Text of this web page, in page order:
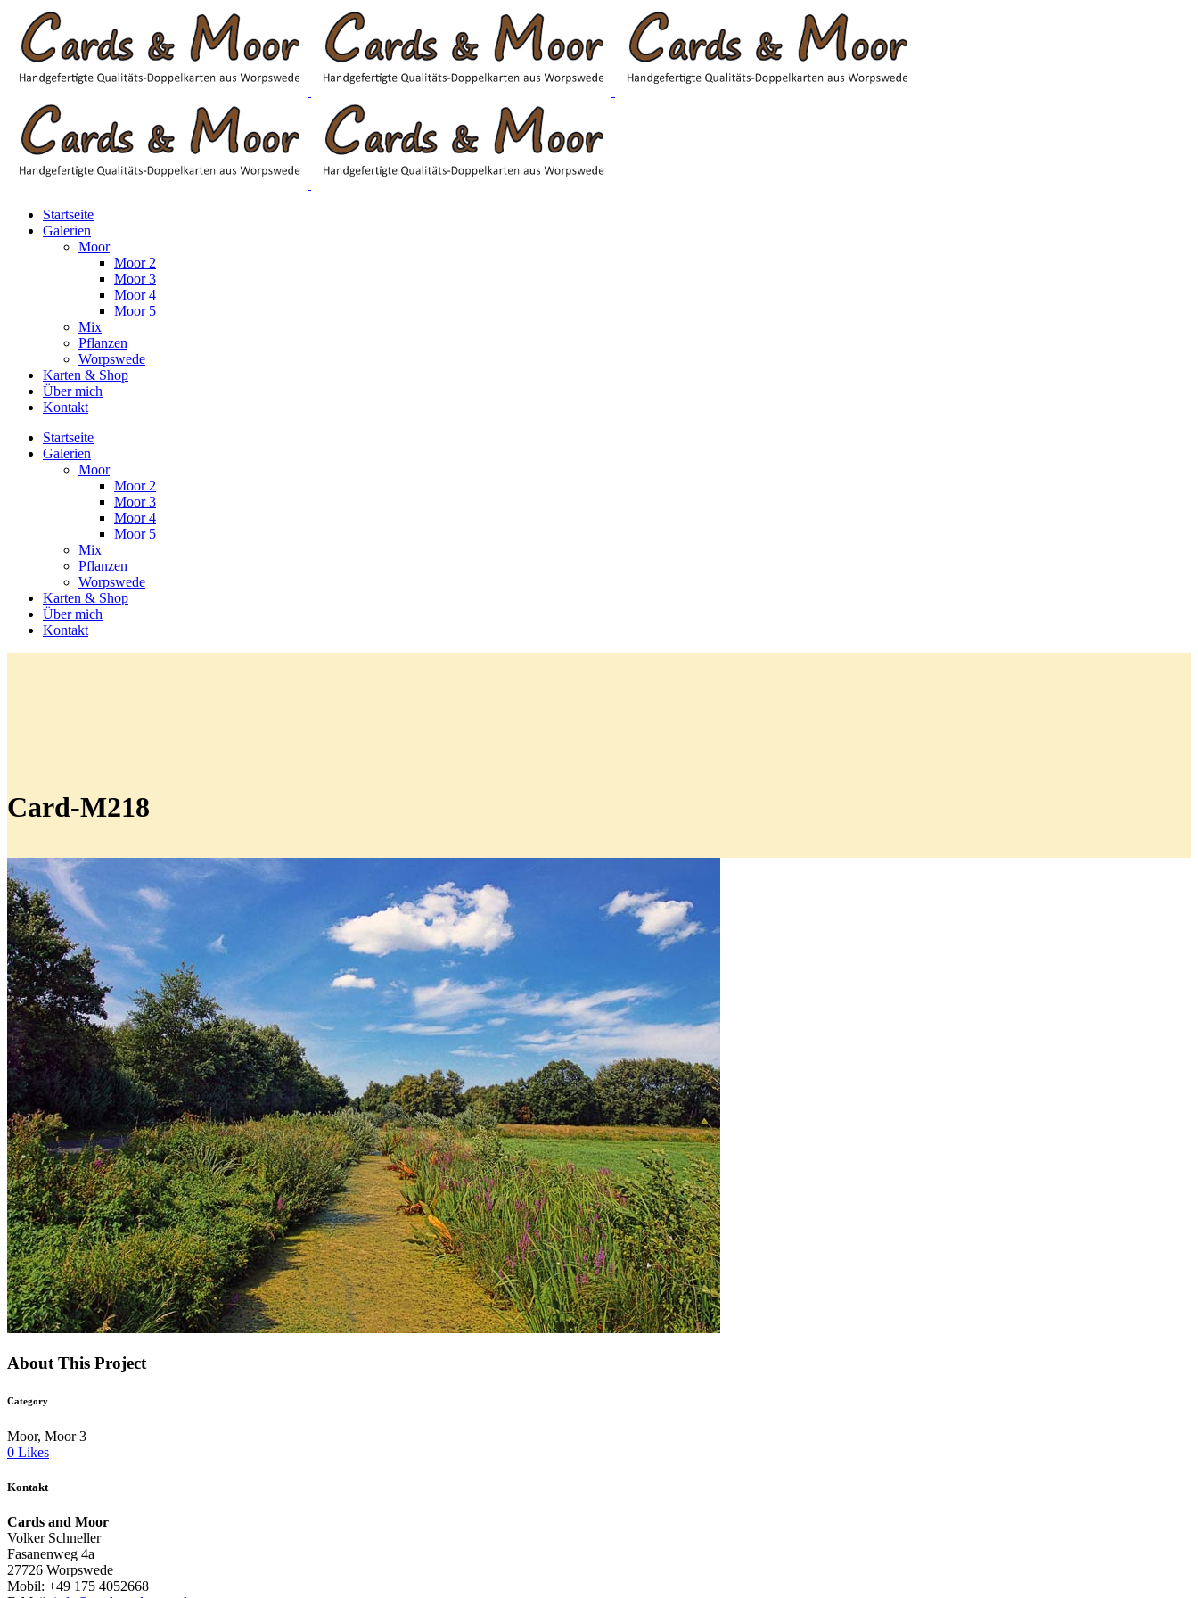
Startseite
Galerien
Moor
Moor 2
Moor 3
Moor 4
Moor 5
Mix
Pflanzen
Worpswede
Karten & Shop
Über mich
Kontakt
Startseite
Galerien
Moor
Moor 2
Moor 3
Moor 4
Moor 5
Mix
Pflanzen
Worpswede
Karten & Shop
Über mich
Kontakt
Card-M218
About This Project
Category
Moor, Moor 3
0 Likes
Kontakt
Cards and Moor
Volker Schneller
Fasanenweg 4a
27726 Worpswede
Mobil: +49 175 4052668